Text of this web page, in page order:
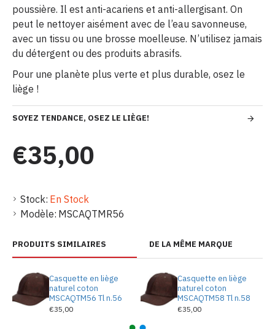
poussière. Il est anti-acariens et anti-allergisant. On
peut le nettoyer aisément avec de l’eau savonneuse,
avec un tissu ou une brosse moelleuse. N’utilisez jamais
du détergent ou des produits abrasifs.
Pour une planète plus verte et plus durable, osez le
liège !
SOYEZ TENDANCE, OSEZ LE LIÈGE!
Stock: En Stock
Modèle: MSCAQTMR56
€35,00
PRODUITS SIMILAIRES DE LA MÊME MARQUE
Casquette en liège
naturel coton
MSCAQTM56 Tl n.56
€35,00
Casquette en liège
naturel coton
MSCAQTM58 Tl n.58
€35,00